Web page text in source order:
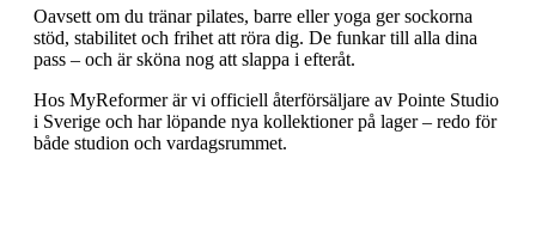
Oavsett om du tränar pilates, barre eller yoga ger sockorna
stöd, stabilitet och frihet att röra dig. De funkar till alla dina
pass – och är sköna nog att slappa i efteråt.
Hos MyReformer är vi officiell återförsäljare av Pointe Studio
i Sverige och har löpande nya kollektioner på lager – redo för
både studion och vardagsrummet.